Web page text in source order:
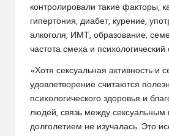
контролировали такие факторы,
гипертония, диабет, курение,
алкоголя, ИМТ, образование,
частота смеха и психологический
«Хотя сексуальная активность и
удовлетворение считаются
психологического здоровья и
людей, связь между сексуальным
долголетием не изучалась. Это